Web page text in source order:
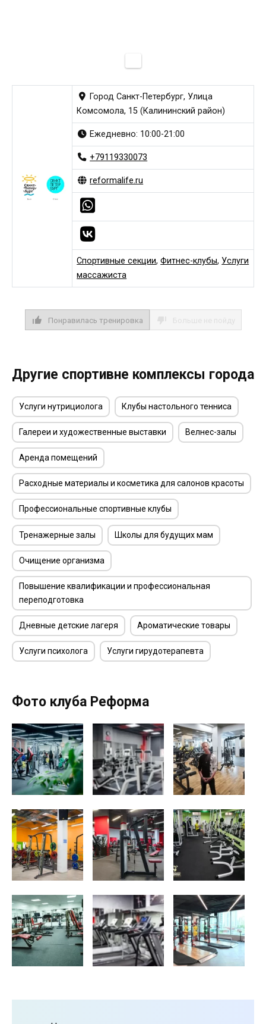
Город Санкт-Петербург, Улица
Комсомола, 15 (Калининский район)
Ежедневно: 10:00-21:00
+79119330073
reformalife.ru
Спортивные секции,Фитнес-клубы,Услуги
массажиста
Понравилась тренировка
Другие спортивне комплексы города
Услуги нутрициолога Клубы настольного тенниса
Галереи и художественные выставки Велнес-залы
Аренда помещений
Расходные материалы и косметика для салонов красоты
Профессиональные спортивные клубы
Тренажерные залы Школы для будущих мам
Очищение организма
Повышение квалификации и профессиональная
переподготовка
Дневные детские лагеря Ароматические товары
Услуги психолога Услуги гирудотерапевта
Фото клуба Реформа